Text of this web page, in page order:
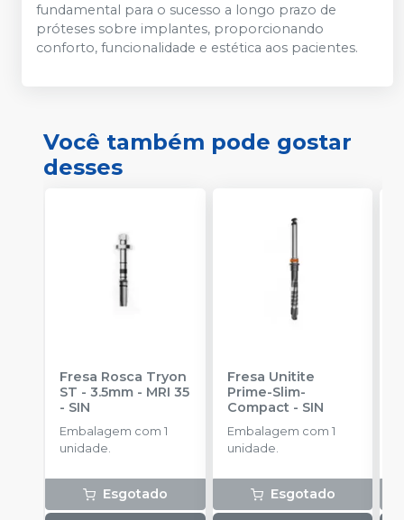
fundamental para o sucesso a longo prazo de
próteses sobre implantes, proporcionando
conforto, funcionalidade e estética aos pacientes.
Você também pode gostar
desses
Fresa Rosca Tryon
ST - 3.5mm - MRI 35
- SIN
Embalagem com 1
unidade.
Esgotado
Fresa Unitite
Prime-Slim-
Compact- SIN
Embalagem com 1
unidade.
Esgotado